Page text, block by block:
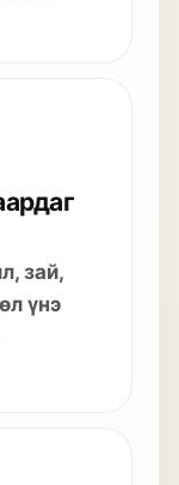
зай,
үнэ